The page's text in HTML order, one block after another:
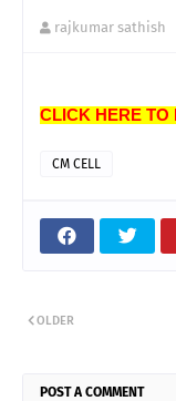
rajkumar sathish
CLICK HERE TO
CM CELL
OLDER
POST A COMMENT